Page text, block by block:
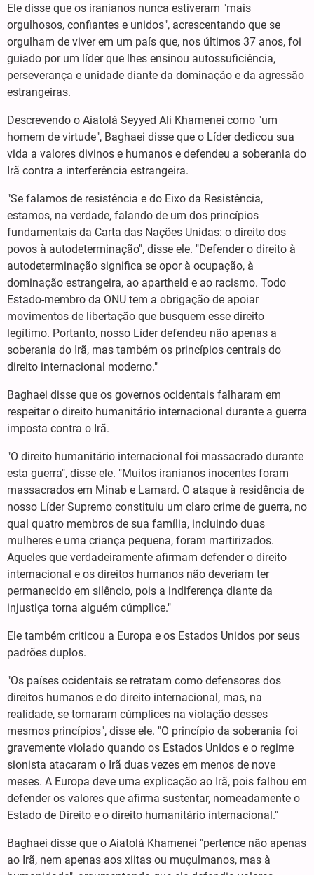
Ele disse que os iranianos nunca estiveram "mais
orgulhosos, confiantes e unidos", acrescentando que se
orgulham de viver em um país que, nos últimos 37 anos, foi
guiado por um líder que lhes ensinou autossuficiência,
perseverança e unidade diante da dominação e da agressão
estrangeiras.
Descrevendo o Aiatolá Seyyed Ali Khamenei como "um
homem de virtude", Baghaei disse que o Líder dedicou sua
vida a valores divinos e humanos e defendeu a soberania do
Irã contra a interferência estrangeira.
"Se falamos de resistência e do Eixo da Resistência,
estamos, na verdade, falando de um dos princípios
fundamentais da Carta das Nações Unidas: o direito dos
povos à autodeterminação", disse ele. "Defender o direito à
autodeterminação significa se opor à ocupação, à
dominação estrangeira, ao apartheid e ao racismo. Todo
Estado-membro da ONU tem a obrigação de apoiar
movimentos de libertação que busquem esse direito
legítimo. Portanto, nosso Líder defendeu não apenas a
soberania do Irã, mas também os princípios centrais do
direito internacional moderno."
Baghaei disse que os governos ocidentais falharam em
respeitar o direito humanitário internacional durante a guerra
imposta contra o Irã.
"O direito humanitário internacional foi massacrado durante
esta guerra", disse ele. "Muitos iranianos inocentes foram
massacrados em Minab e Lamard. O ataque à residência de
nosso Líder Supremo constituiu um claro crime de guerra, no
qual quatro membros de sua família, incluindo duas
mulheres e uma criança pequena, foram martirizados.
Aqueles que verdadeiramente afirmam defender o direito
internacional e os direitos humanos não deveriam ter
permanecido em silêncio, pois a indiferença diante da
injustiça torna alguém cúmplice."
Ele também criticou a Europa e os Estados Unidos por seus
padrões duplos.
"Os países ocidentais se retratam como defensores dos
direitos humanos e do direito internacional, mas, na
realidade, se tornaram cúmplices na violação desses
mesmos princípios", disse ele. "O princípio da soberania foi
gravemente violado quando os Estados Unidos e o regime
sionista atacaram o Irã duas vezes em menos de nove
meses. A Europa deve uma explicação ao Irã, pois falhou em
defender os valores que afirma sustentar, nomeadamente o
Estado de Direito e o direito humanitário internacional."
Baghaei disse que o Aiatolá Khamenei "pertence não apenas
ao Irã, nem apenas aos xiitas ou muçulmanos, mas à